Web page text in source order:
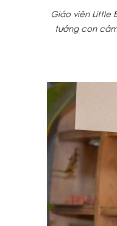
Giáo viên Little
tưởng con